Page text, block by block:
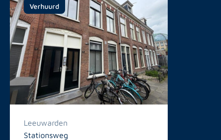
Verhuurd
Leeuwarden
Stationsweg